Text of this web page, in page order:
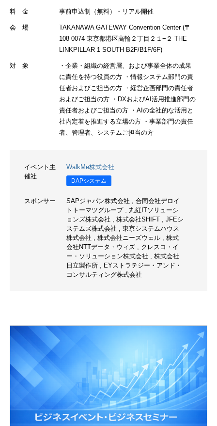
料 金 事前申込制（無料）・リアル開催
会 場
TAKANAWA GATEWAY Convention Center (〒
108-0074 東京都港区高輪２丁目２１−２ THE
LINKPILLAR 1 SOUTH B2F/B1F/6F)
対 象
・企業・組織の経営層、および事業全体の成果
に責任を持つ役員の方 ・情報システム部門の責
任者およびご担当の方 ・経営企画部門の責任者
およびご担当の方 ・DXおよびAI活用推進部門の
責任者およびご担当の方 ・AIの全社的な活用と
社内定着を推進する立場の方 ・事業部門の責任
者、管理者、システムご担当の方
イベント主
催社
WalkMe株式会社
DAPシステム
スポンサー SAPジャパン株式会社 , 合同会社デロイ
トトーマツグループ, 丸紅ITソリューシ
ョンズ株式会社 , 株式会社SHIFT , JFEシ
ステムズ株式会社 , 東京システムハウス
株式会社 , 株式会社ニーズウェル , 株式
会社NTTデータ・ウィズ , クレスコ・イ
ー・ソリューション株式会社 , 株式会社
日立製作所 , EYストラテジー・アンド・
コンサルティング株式会社